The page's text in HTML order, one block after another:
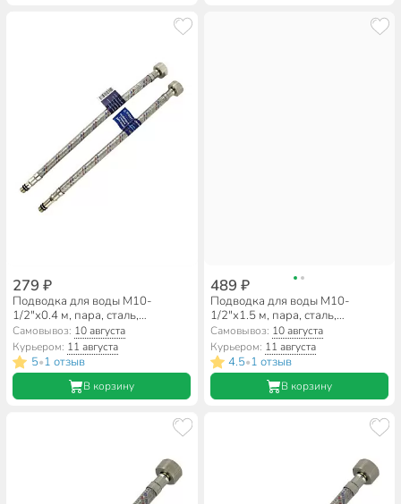
279 ₽
Подводка для воды М10-
1/2"х0.4 м, пара, сталь,
полимер, Stemix
Самовывоз: 10 августа
Курьером: 11 августа
5•1 отзыв
В корзину
489 ₽
Подводка для воды М10-
1/2"х1.5 м, пара, сталь,
полимер, Stemix
Самовывоз: 10 августа
Курьером: 11 августа
4.5•1 отзыв
В корзину